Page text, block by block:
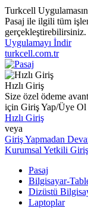
Turkcell
Pasaj ile ilgili tüm
gerçekleştirebilirsiniz.
Uygulamayı İndir
turkcell.com.tr
Hızlı Giriş
Size özel ödeme
için Giriş Yap/Üye Ol
Hızlı Giriş
veya
Giriş Yapmadan
Kurumsal Yetkili
Pasaj
Bilgisayar-
Dizüstü
Laptoplar